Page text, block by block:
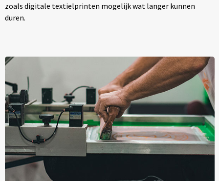
zoals digitale textielprinten mogelijk wat langer kunnen
duren.